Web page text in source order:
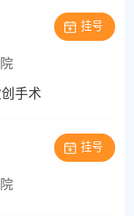
挂号
手术
挂号